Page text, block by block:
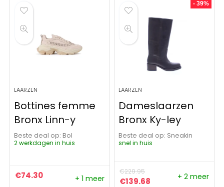
LAARZEN
Bottines femme
Bronx Linn-y
Beste deal op:
Bol
2 werkdagen in huis
€74.30 + 1 meer
- 39%
LAARZEN
Dameslaarzen
Bronx Ky-ley
Beste deal op:
Sneakin
snel in huis
€229.95
Oorspronkelijke prijs was:
€139.68 Huidige prijs is:
+ 2 meer